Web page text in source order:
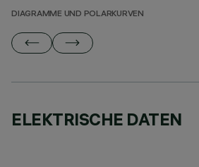
DIAGRAMME UND POLARKURVEN
ELEKTRISCHE DATEN